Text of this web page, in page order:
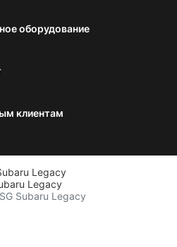
оборудование
клиентам
Legacy
Legacy
Subaru Legacy